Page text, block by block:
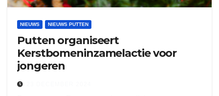
NIEUWS NIEUWS PUTTEN
Putten organiseert
Kerstbomeninzamelactie voor
jongeren